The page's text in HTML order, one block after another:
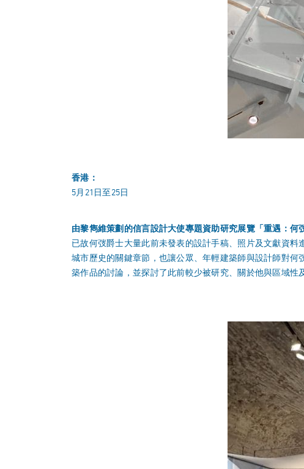
香港：
5月21日至25日
由黎雋維策劃的信言設計大使專題資助研究展覽「重遇：何
已故何弢爵士大量此前未發表的設計手稿、照片及文獻資
城市歷史的關鍵章節，也讓公眾、年輕建築師與設計師對
築作品的討論，並探討了此前較少被研究、關於他與區域性